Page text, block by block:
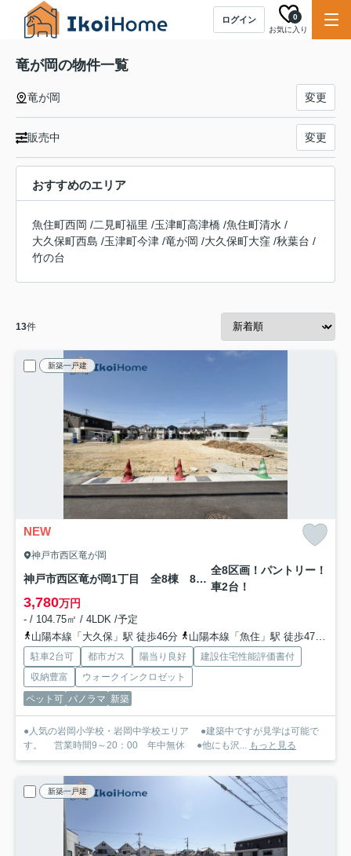
ログイン
お気に入り
0
竜が岡の物件一覧
竜が岡 変更
販売中 変更
おすすめのエリア
魚住町西岡 /二見町福里 /玉津町高津橋 /魚住町清水 /
大久保町西島 /玉津町今津 /竜が岡 /大久保町大窪 /秋葉台 /
竹の台
13件
新築一戸建
NEW
神戸市西区竜が岡
神戸市西区竜が岡1丁目 全8棟 8号棟 新築戸建
全8区画！パントリー！
車2台！
3,780万円
- / 104.75㎡ / 4LDK /予定
山陽本線「大久保」駅 徒歩46分
山陽本線「魚住」駅 徒歩47分
駐車2台可 都市ガス 陽当り良好
建設住宅性能評価書付
収納豊富
ウォークインクロゼット
ペット可 パノラマ 新築
●人気の岩岡小学校・岩岡中学校エリア ●建築中ですが見学は可能で
す。 営業時間9～20：00 年中無休 ●他にも沢... もっと見る
新築一戸建